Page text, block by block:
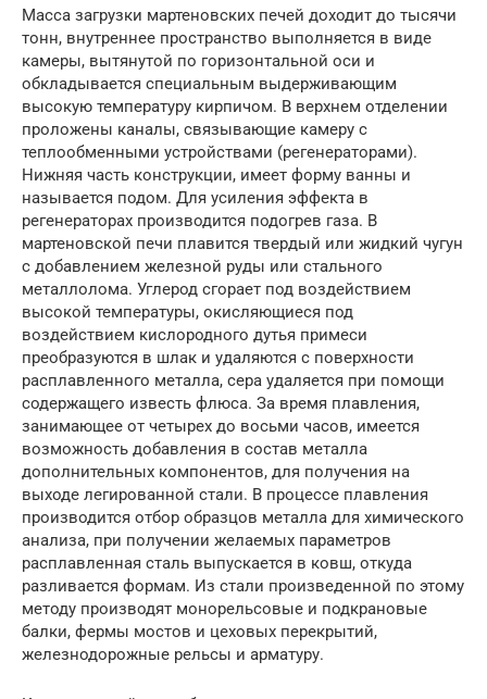
Масса загрузки мартеновских печей доходит до тысячи
тонн, внутреннее пространство выполняется в виде
камеры, вытянутой по горизонтальной оси и
обкладывается специальным выдерживающим
высокую температуру кирпичом. В верхнем отделении
проложены каналы, связывающие камеру с
теплообменными устройствами (регенераторами).
Нижняя часть конструкции, имеет форму ванны и
называется подом. Для усиления эффекта в
регенераторах производится подогрев газа. В
мартеновской печи плавится твердый или жидкий чугун
с добавлением железной руды или стального
металлолома. Углерод сгорает под воздействием
высокой температуры, окисляющиеся под
воздействием кислородного дутья примеси
преобразуются в шлак и удаляются с поверхности
расплавленного металла, сера удаляется при помощи
содержащего известь флюса. За время плавления,
занимающее от четырех до восьми часов, имеется
возможность добавления в состав металла
дополнительных компонентов, для получения на
выходе легированной стали. В процессе плавления
производится отбор образцов металла для химического
анализа, при получении желаемых параметров
расплавленная сталь выпускается в ковш, откуда
разливается формам. Из стали произведенной по этому
методу производят монорельсовые и подкрановые
балки, фермы мостов и цеховых перекрытий,
железнодорожные рельсы и арматуру.